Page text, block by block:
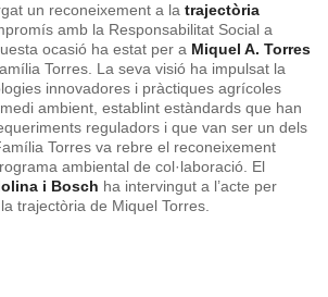
un reconeixement a la trajectòria
amb la Responsabilitat Social a
ocasió ha estat per a Miquel A. Torres
Torres. La seva visió ha impulsat la
innovadores i pràctiques agrícoles
ambient, establint estàndards que han
reguladors i que van ser un dels
Torres va rebre el reconeixement
ambiental de col·laboració. El
i Bosch ha intervingut a l’acte per
trajectòria de Miquel Torres.